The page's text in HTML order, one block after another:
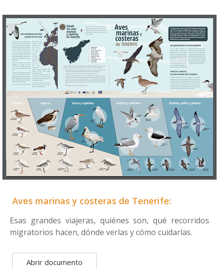
Aves marinas y costeras de Tenerife:
Esas grandes viajeras, quiénes son, qué recorridos
migratorios hacen, dónde verlas y cómo cuidarlas.
Abrir documento